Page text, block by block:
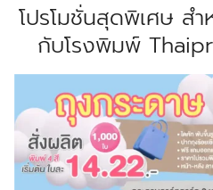
โปรโมชั่นสุดพิเศษ ส
กับโรงพิมพ์